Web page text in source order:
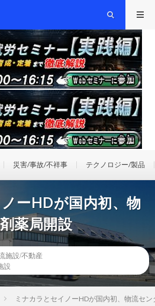
災害/事故/不祥事 テクノロジー/製品
ーHDが国内初、物
薬局開設
施設/不動産
設
ミナカラとセイノーHDが国内初、物流セ